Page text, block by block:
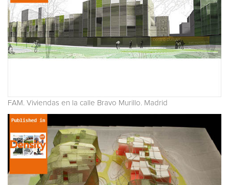
FAM. Viviendas en la calle Bravo Murillo. Madrid